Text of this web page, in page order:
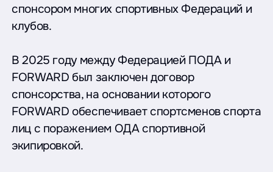
спонсором многих спортивных Федераций и
клубов.
В 2025 году между Федерацией ПОДА и
FORWARD был заключен договор
спонсорства, на основании которого
FORWARD обеспечивает спортсменов спорта
лиц с поражением ОДА спортивной
экипировкой.